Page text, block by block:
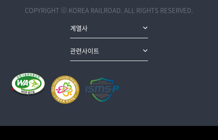
COPYRIGHT ⓒ KOREA RAILROAD. ALL RIGHTS RESERVED.
계열사
관련사이트